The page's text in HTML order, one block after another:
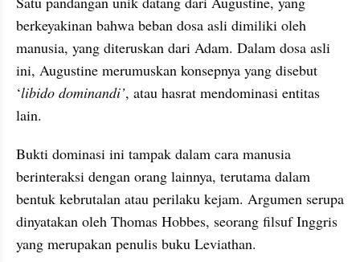
berkeyakinan bahwa beban dosa asli dimiliki oleh
manusia, yang diteruskan dari Adam. Dalam dosa asli
ini, Augustine merumuskan konsepnya yang disebut
‘libido dominandi’, atau hasrat mendominasi entitas
lain.
Bukti dominasi ini tampak dalam cara manusia
berinteraksi dengan orang lainnya, terutama dalam
bentuk kebrutalan atau perilaku kejam. Argumen serupa
dinyatakan oleh Thomas Hobbes, seorang filsuf Inggris
yang merupakan penulis buku Leviathan.